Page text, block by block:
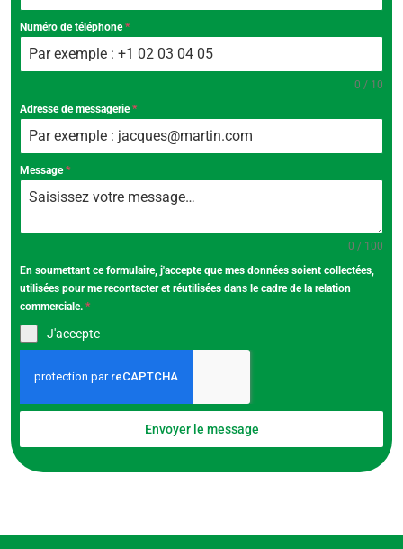
Numéro de téléphone*
0 / 10
Adresse de messagerie*
Message*
0 / 100
En soumettant ce formulaire, j'accepte que mes données soient collectées,
utilisées pour me recontacter et réutilisées dans le cadre de la relation
commerciale. *
J'accepte
Envoyer le message